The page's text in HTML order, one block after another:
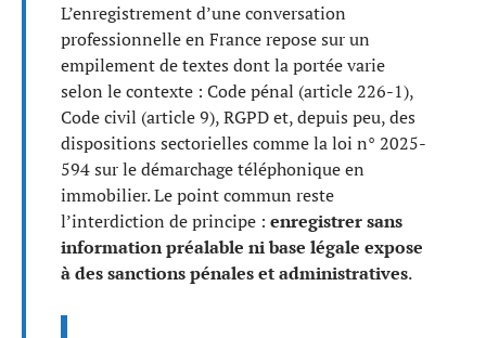
L’enregistrement d’une conversation
professionnelle en France repose sur un
empilement de textes dont la portée varie
selon le contexte : Code pénal (article 226-1),
Code civil (article 9), RGPD et, depuis peu, des
dispositions sectorielles comme la loi n° 2025-
594 sur le démarchage téléphonique en
immobilier. Le point commun reste
l’interdiction de principe : enregistrer sans
information préalable ni base légale expose
à des sanctions pénales et administratives.